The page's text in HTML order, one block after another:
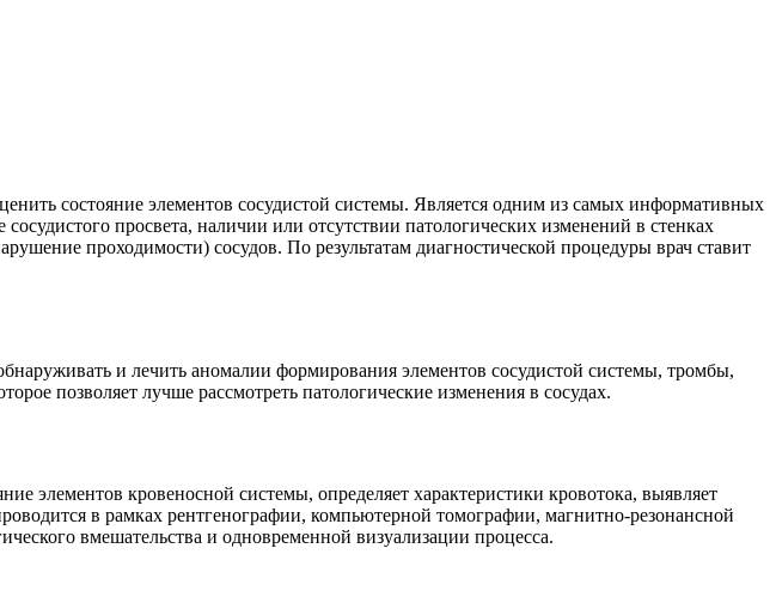
состояние элементов сосудистой системы. Является одним из самых информативных
просвета, наличии или отсутствии патологических изменений в стенках
проходимости) сосудов. По результатам диагностической процедуры врач ставит
и лечить аномалии формирования элементов сосудистой системы, тромбы,
позволяет лучше рассмотреть патологические изменения в сосудах.
элементов кровеносной системы, определяет характеристики кровотока, выявляет
в рамках рентгенографии, компьютерной томографии, магнитно-резонансной
вмешательства и одновременной визуализации процесса.